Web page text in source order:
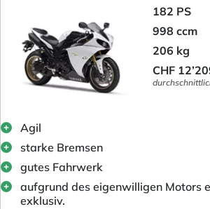
182 PS
998 ccm
206 kg
CHF
Agil
starke Bremsen
gutes Fahrwerk
aufgrund des eigenwilligen Motors
exklusiv.